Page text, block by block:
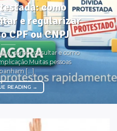
como
e regularizar
CPF ou CNPJ
é, como consultar e como
Muitas pessoas
[...]
READING →